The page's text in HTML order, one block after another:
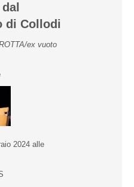
di Collodi
ex vuoto
2024 alle